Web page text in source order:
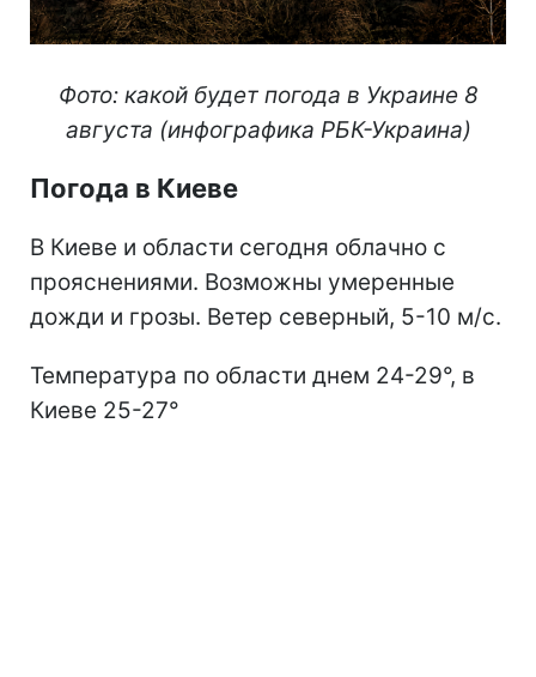
Фото: какой будет погода в Украине 8
августа (инфографика РБК-Украина)
Погода в Киеве
В Киеве и области сегодня облачно с
прояснениями. Возможны умеренные
дожди и грозы. Ветер северный, 5-10 м/с.
Температура по области днем 24-29°, в
Киеве 25-27°